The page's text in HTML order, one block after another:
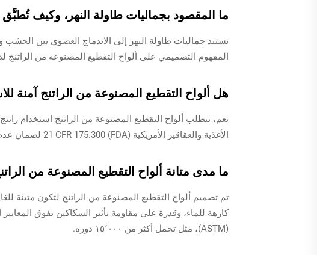
ما المقصود بجماليات طاولة النهر، وكيف
تستند جماليات طاولة النهر إلى الاندماج العضوي بين الخشب
المفهوم التصميمي على ألواح التقطيع المصنوعة من الراتنج
هل ألواح التقطيع المصنوعة من الراتنج آمنة
نعم، تتطلب ألواح التقطيع المصنوعة من الراتنج استخدام
الأغذية والعقاقير الأمريكية (FDA) 21 CFR 175.300 لضمان عدم انتقال أي مواد كيميائية أثناء ملامسة الطعام.
ما مدى متانة ألواح التقطيع المصنوعة من
تم تصميم ألواح التقطيع المصنوعة من الراتنج لتكون متينة
كارهة للماء، وقدرة على مقاومة تأثير السكاكين تفوق المعايير
(ASTM)، مثل تحمل أكثر من ١٥٬٠٠٠ دورة.